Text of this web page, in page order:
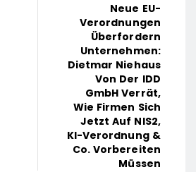
Neue EU-
Verordnungen
Überfordern
Unternehmen:
Dietmar Niehaus
Von Der IDD
GmbH Verrät,
Wie Firmen Sich
Jetzt Auf NIS2,
KI-Verordnung &
Co. Vorbereiten
Müssen